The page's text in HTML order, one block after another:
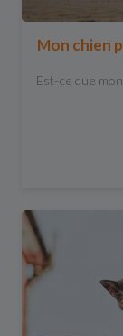
Mon chien
Est-ce que